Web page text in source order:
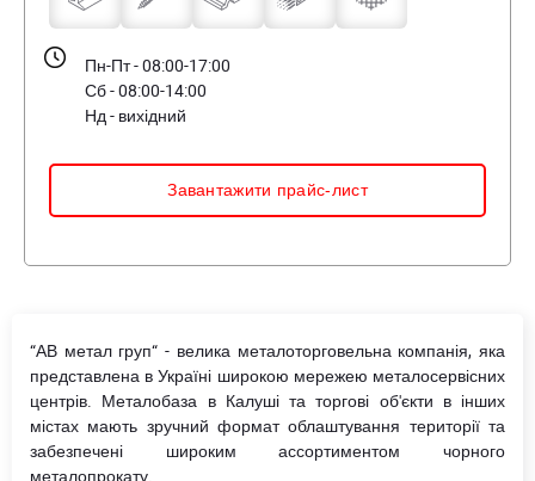
Пн-Пт - 08:00-17:00
Сб - 08:00-14:00
Нд - вихідний
Завантажити прайс-лист
“АВ метал груп“ - велика металоторговельна компанія, яка
представлена в Україні широкою мережею металосервісних
центрів. Металобаза в Калуші та торгові об'єкти в інших
містах мають зручний формат облаштування території та
забезпечені широким ассортиментом чорного
металопрокату.